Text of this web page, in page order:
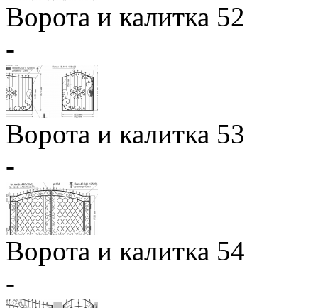
Ворота и калитка 52
-
Ворота и калитка 53
-
Ворота и калитка 54
-